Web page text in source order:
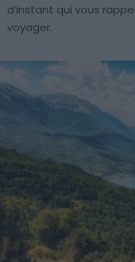
d’instant qui vous
voyager.